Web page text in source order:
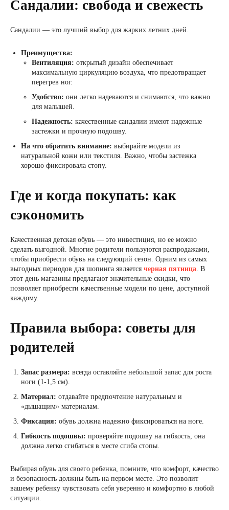
Сандалии: свобода и свежесть
Сандалии — это лучший выбор для жарких летних дней.
Преимущества:
Вентиляция: открытый дизайн обеспечивает
максимальную циркуляцию воздуха, что предотвращает
перегрев ног.
Удобство: они легко надеваются и снимаются, что важно
для малышей.
Надежность: качественные сандалии имеют надежные
застежки и прочную подошву.
На что обратить внимание: выбирайте модели из
натуральной кожи или текстиля. Важно, чтобы застежка
хорошо фиксировала стопу.
Где и когда покупать: как
сэкономить
Качественная детская обувь — это инвестиция, но ее можно
сделать выгодной. Многие родители пользуются распродажами,
чтобы приобрести обувь на следующий сезон. Одним из самых
выгодных периодов для шопинга является черная пятница. В
этот день магазины предлагают значительные скидки, что
позволяет приобрести качественные модели по цене, доступной
каждому.
Правила выбора: советы для
родителей
Запас размера: всегда оставляйте небольшой запас для роста
ноги (1-1,5 см).
Материал: отдавайте предпочтение натуральным и
«дышащим» материалам.
Фиксация: обувь должна надежно фиксироваться на ноге.
Гибкость подошвы: проверяйте подошву на гибкость, она
должна легко сгибаться в месте сгиба стопы.
Выбирая обувь для своего ребенка, помните, что комфорт, качество
и безопасность должны быть на первом месте. Это позволит
вашему ребенку чувствовать себя уверенно и комфортно в любой
ситуации.